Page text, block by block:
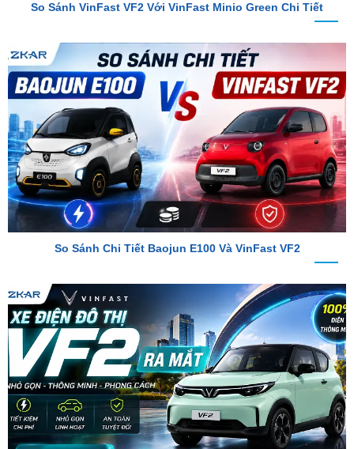
So Sánh VinFast VF2 Với VinFast Minio Green Chi Tiết
So Sánh Chi Tiết Baojun E100 Và VinFast VF2